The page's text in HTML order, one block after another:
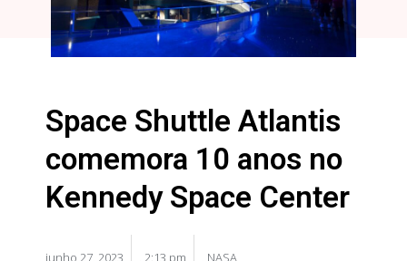
Space Shuttle Atlantis
comemora 10 anos no
Kennedy Space Center
junho 27, 2023 , 2:13 pm , NASA